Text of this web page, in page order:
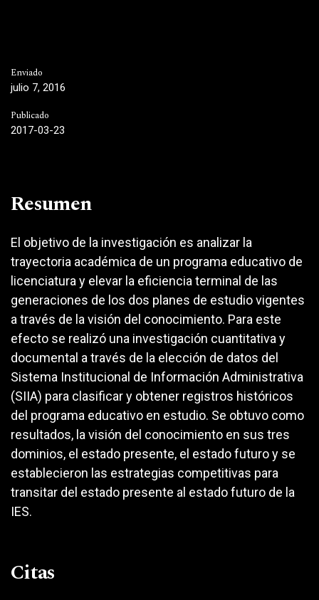
Enviado
julio 7, 2016
Publicado
2017-03-23
Resumen
El objetivo de la investigación es analizar la
trayectoria académica de un programa educativo de
licenciatura y elevar la eficiencia terminal de las
generaciones de los dos planes de estudio vigentes
a través de la visión del conocimiento. Para este
efecto se realizó una investigación cuantitativa y
documental a través de la elección de datos del
Sistema Institucional de Información Administrativa
(SIIA) para clasificar y obtener registros históricos
del programa educativo en estudio. Se obtuvo como
resultados, la visión del conocimiento en sus tres
dominios, el estado presente, el estado futuro y se
establecieron las estrategias competitivas para
transitar del estado presente al estado futuro de la
IES.
Citas